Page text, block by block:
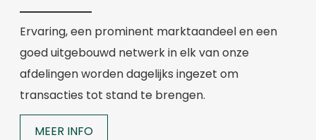
Ervaring, een prominent marktaandeel en een
goed uitgebouwd netwerk in elk van onze
afdelingen worden dagelijks ingezet om
transacties tot stand te brengen.
MEER INFO